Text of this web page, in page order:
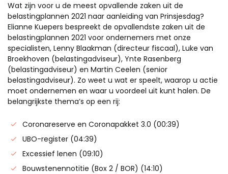
Wat zijn voor u de meest opvallende zaken uit de
belastingplannen 2021 naar aanleiding van Prinsjesdag?
Elianne Kuepers bespreekt de opvallendste zaken uit de
belastingplannen 2021 voor ondernemers met onze
specialisten, Lenny Blaakman (directeur fiscaal), Luke van
Broekhoven (belastingadviseur), Ynte Rasenberg
(belastingadviseur) en Martin Ceelen (senior
belastingadviseur). Zo weet u wat er speelt, waarop u actie
moet ondernemen en waar u voordeel uit kunt halen. De
belangrijkste thema’s op een rij:
Coronareserve en Coronapakket 3.0 (00:39)
UBO-register (04:39)
Excessief lenen (09:10)
Bouwstenennotitie (Box 2 / BOR) (14:10)